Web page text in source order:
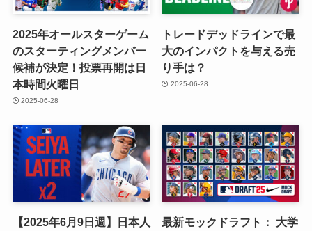
2025年オールスターゲーム
のスターティングメンバー
候補が決定！投票再開は日
本時間火曜日
2025-06-28
トレードデッドラインで最
大のインパクトを与える売
り手は？
2025-06-28
【2025年6月9日週】日本人 最新モックドラフト： 大学